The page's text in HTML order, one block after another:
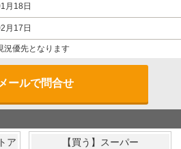
月18日
月17日
況優先となります
メールで問合せ
ア 【買う】スーパー